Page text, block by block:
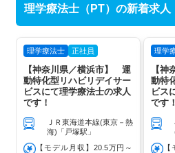
理学療法士（PT）の新着求人
理学療法士 正社員
【神奈川県／横浜市】 運
動特化型リハビリデイサー
ビスにて理学療法士の求人
です！
ＪＲ東海道本線(東京－熱
海)「戸塚駅」
【モデル月収】20.5万円～
理学
【
動特
ビス
です！
【